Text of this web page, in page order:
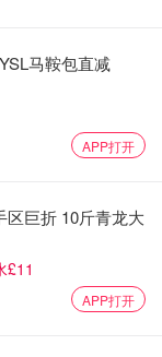
原作者
A625、A621等
被评为英国最
火车！比如会穿
，不仅有下午茶，
马鞍包直减
APP打开
巨折 10斤青龙大
£11
APP打开